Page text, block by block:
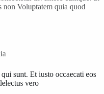
non Voluptatem quia quod
sunt. Et iusto occaecati eos
vero